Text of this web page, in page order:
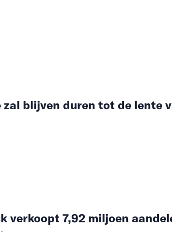
zal blijven duren tot de lente
verkoopt 7,92 miljoen